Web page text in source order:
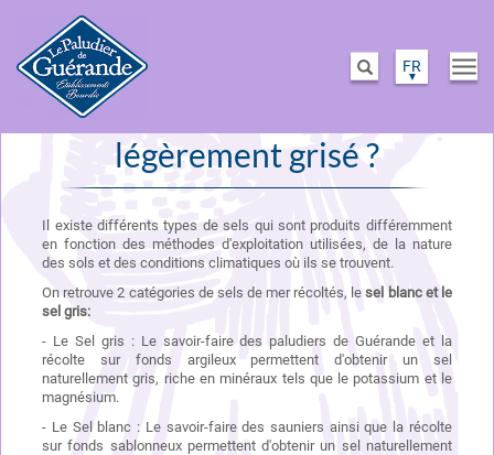
Aller
FR
Rechercher
légèrement grisé ?
Il existe différents types de sels qui sont produits différemment
enfonction des méthodesd'exploitation utilisées, de la nature
des sols et des conditions climatiques où ils se trouvent.
On retrouve 2 catégories de sels de mer récoltés, lesel blanc et le
sel gris:
- Le Sel gris : Le savoir-faire des paludiers de Guérande et la
récolte sur fonds argileux permettent d'obtenir un sel
naturellement gris, riche en minéraux tels que le potassium et le
magnésium.
- Le Sel blanc : Le savoir-faire des sauniers ainsi que la récolte
sur fonds sablonneux permettent d'obtenir un sel naturellement